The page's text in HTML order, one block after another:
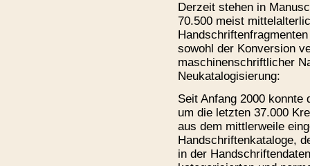
Derzeit stehen in
70.500 meist
sowohl der Konversion
maschinenschriftlicher
Neukatalogisierung:
Seit Anfang 2000 konnte
um die letzten 37.000
aus dem mittlerweile
Handschriftenkataloge,
in der